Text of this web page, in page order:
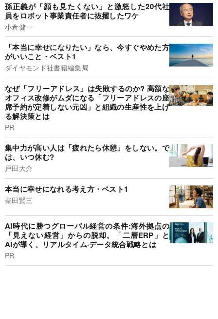
孫正義が「顔も見たくない」と激怒した20代社
員をロボット事業責任者に抜擢したワケ
小倉健一
「本当に幸せになりたい」なら、今すぐやめた方
がいいこと・ベスト1
ダイヤモンド社書籍編集局
なぜ「フリーアドレス」は失敗するのか? 高額な
オフィス改修がムダになる「フリーアドレスの座
席予約が定着しない元凶」と組織の生産性を上げ
る解決策とは
PR
集中力が高い人は「疲れたら休憩」をしない。で
は、いつ休む?
戸田大介
本当に幸せになれる考え方・ベスト1
柴田賢三
AI時代に勝つグローバル経営の条件:海外拠点の
「見えない経営」からの脱却。「二層ERP」と
AIが導く、リアルタイム·データ統合戦略とは
PR